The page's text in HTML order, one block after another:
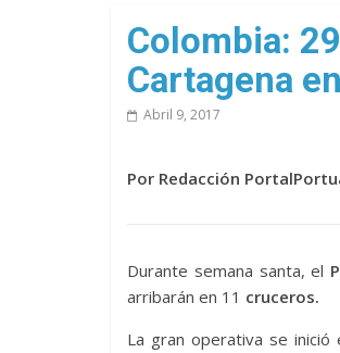
sitio
Colombia:
Cartagena
Abril 9, 2017
Por Redacción
Durante semana santa, el
arribarán en 11 cruceros.
La gran operativa se